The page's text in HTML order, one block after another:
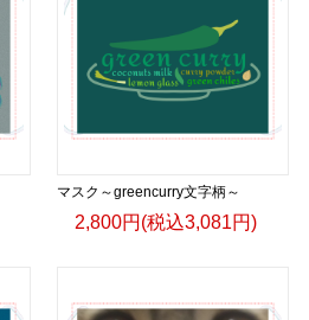
マスク～greencurry文字柄～
2,800円(税込3,081円)